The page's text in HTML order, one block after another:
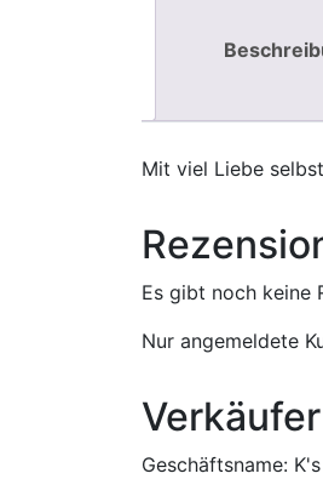
Mit viel Liebe
Es gibt noch keine
Nur angemeldete
Geschäftsname: